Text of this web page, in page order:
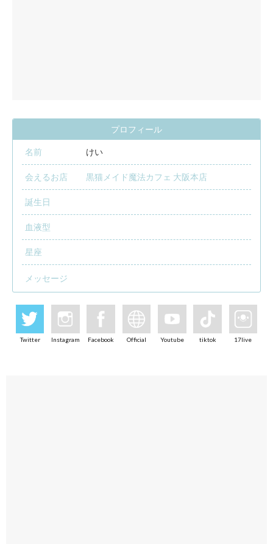
プロフィール
名前 けい
会えるお店 黒猫メイド魔法カフェ 大阪本店
誕生日
血液型
星座
メッセージ
Twitter Instagram Facebook Official Youtube tiktok 17live